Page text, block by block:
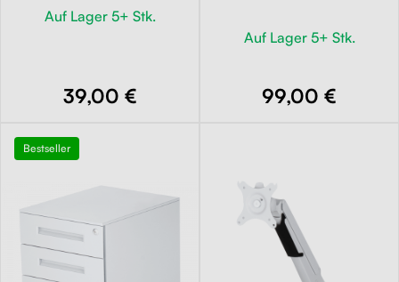
Auf Lager 5+ Stk.
39,00 €
Auf Lager 5+ Stk.
99,00 €
Bestseller